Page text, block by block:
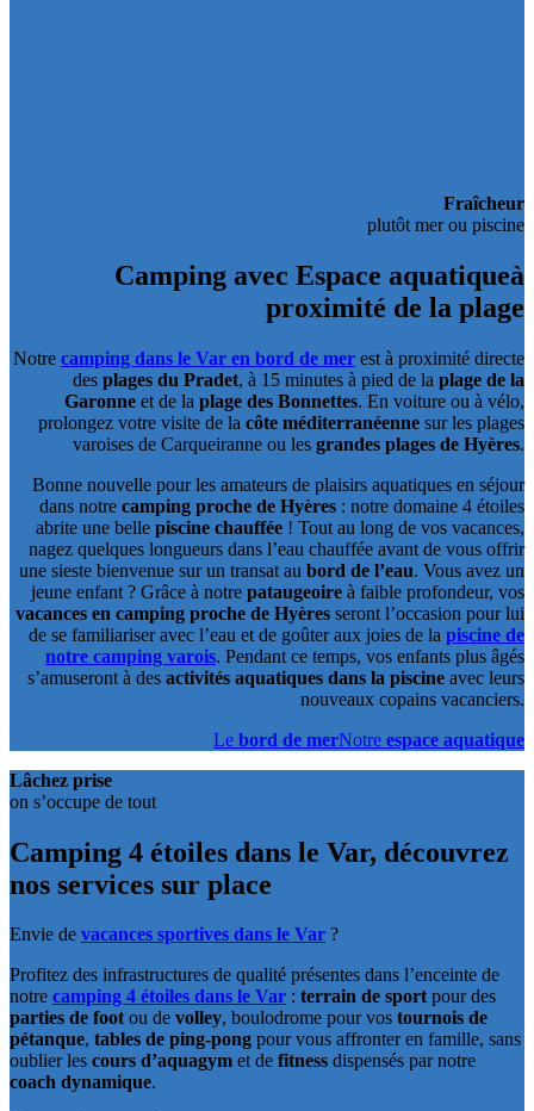
Fraîcheur
plutôt mer ou piscine
Camping avec Espace aquatiqueà
proximité de la plage
Notre camping dans le Var en bord de mer est à proximité directe
des plages du Pradet, à 15 minutes à pied de la plage de la
Garonne et de la plage des Bonnettes. En voiture ou à vélo,
prolongez votre visite de la côte méditerranéenne sur les plages
varoises de Carqueiranne ou les grandes plages de Hyères.
Bonne nouvelle pour les amateurs de plaisirs aquatiques en séjour
dans notre camping proche de Hyères : notre domaine 4 étoiles
abrite une belle piscine chauffée ! Tout au long de vos vacances,
nagez quelques longueurs dans l’eau chauffée avant de vous offrir
une sieste bienvenue sur un transat au bord de l’eau. Vous avez un
jeune enfant ? Grâce à notre pataugeoire à faible profondeur, vos
vacances en camping proche de Hyères seront l’occasion pour lui
de se familiariser avec l’eau et de goûter aux joies de la piscine de
notre camping varois. Pendant ce temps, vos enfants plus âgés
s’amuseront à des activités aquatiques dans la piscine avec leurs
nouveaux copains vacanciers.
Le bord de merNotre espace aquatique
Lâchez prise
on s’occupe de tout
Camping 4 étoiles dans le Var, découvrez
nos services sur place
Envie de vacances sportives dans le Var ?
Profitez des infrastructures de qualité présentes dans l’enceinte de
notre camping 4 étoiles dans le Var : terrain de sportpour des
parties de footou de volley, boulodrome pour vos tournois de
pétanque, tables de ping-pong pour vous affronter en famille, sans
oublier les cours d’aquagym et de fitness dispensés par notre
coach dynamique.